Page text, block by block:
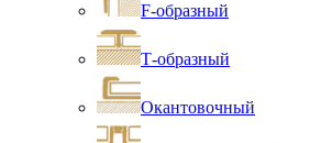
F-образный
Т-образный
Окантовочный